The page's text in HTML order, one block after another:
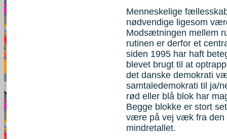
Menneskelige
nødvendige ligesom
Modsætningen mellem
rutinen er derfor et
siden 1995 har haft
blevet brugt til at
det danske demokrati
samtaledemokrati til ja/
rød eller blå blok har
Begge blokke er stort
være på vej væk fra den
mindretallet.